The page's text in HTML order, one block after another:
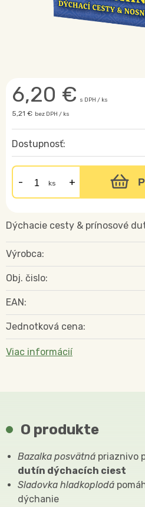
6,20 € s DPH / ks
5,21 € bez DPH / ks
Dostupnosť:
ks
Dýchacie cesty & prínosové
Výrobca:
Obj. čislo:
EAN:
Jednotková cena:
Viac informácií
O produkte
Bazalka posvätná priaznivo
dutín dýchacích ciest
Sladovka hladkoplodá​
dýchanie